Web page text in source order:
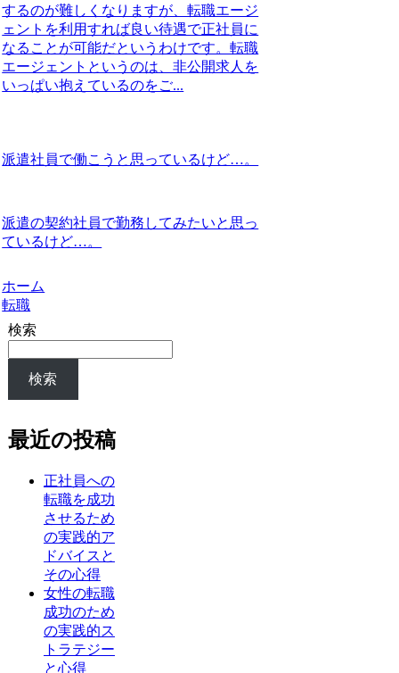
するのが難しくなりますが、転職エージ
ェントを利用すれば良い待遇で正社員に
なることが可能だというわけです。転職
エージェントというのは、非公開求人を
いっぱい抱えているのをご...
派遣社員で働こうと思っているけど…。
派遣の契約社員で勤務してみたいと思っ
ているけど…。
ホーム
転職
検索
検索
最近の投稿
正社員への
転職を成功
させるため
の実践的ア
ドバイスと
その心得
女性の転職
成功のため
の実践的ス
トラテジー
と心得